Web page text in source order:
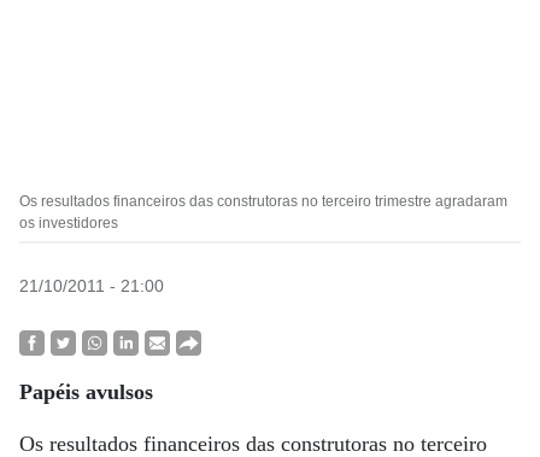
Os resultados financeiros das construtoras no terceiro trimestre agradaram
os investidores
21/10/2011 - 21:00
Papéis avulsos
Os resultados financeiros das construtoras no terceiro